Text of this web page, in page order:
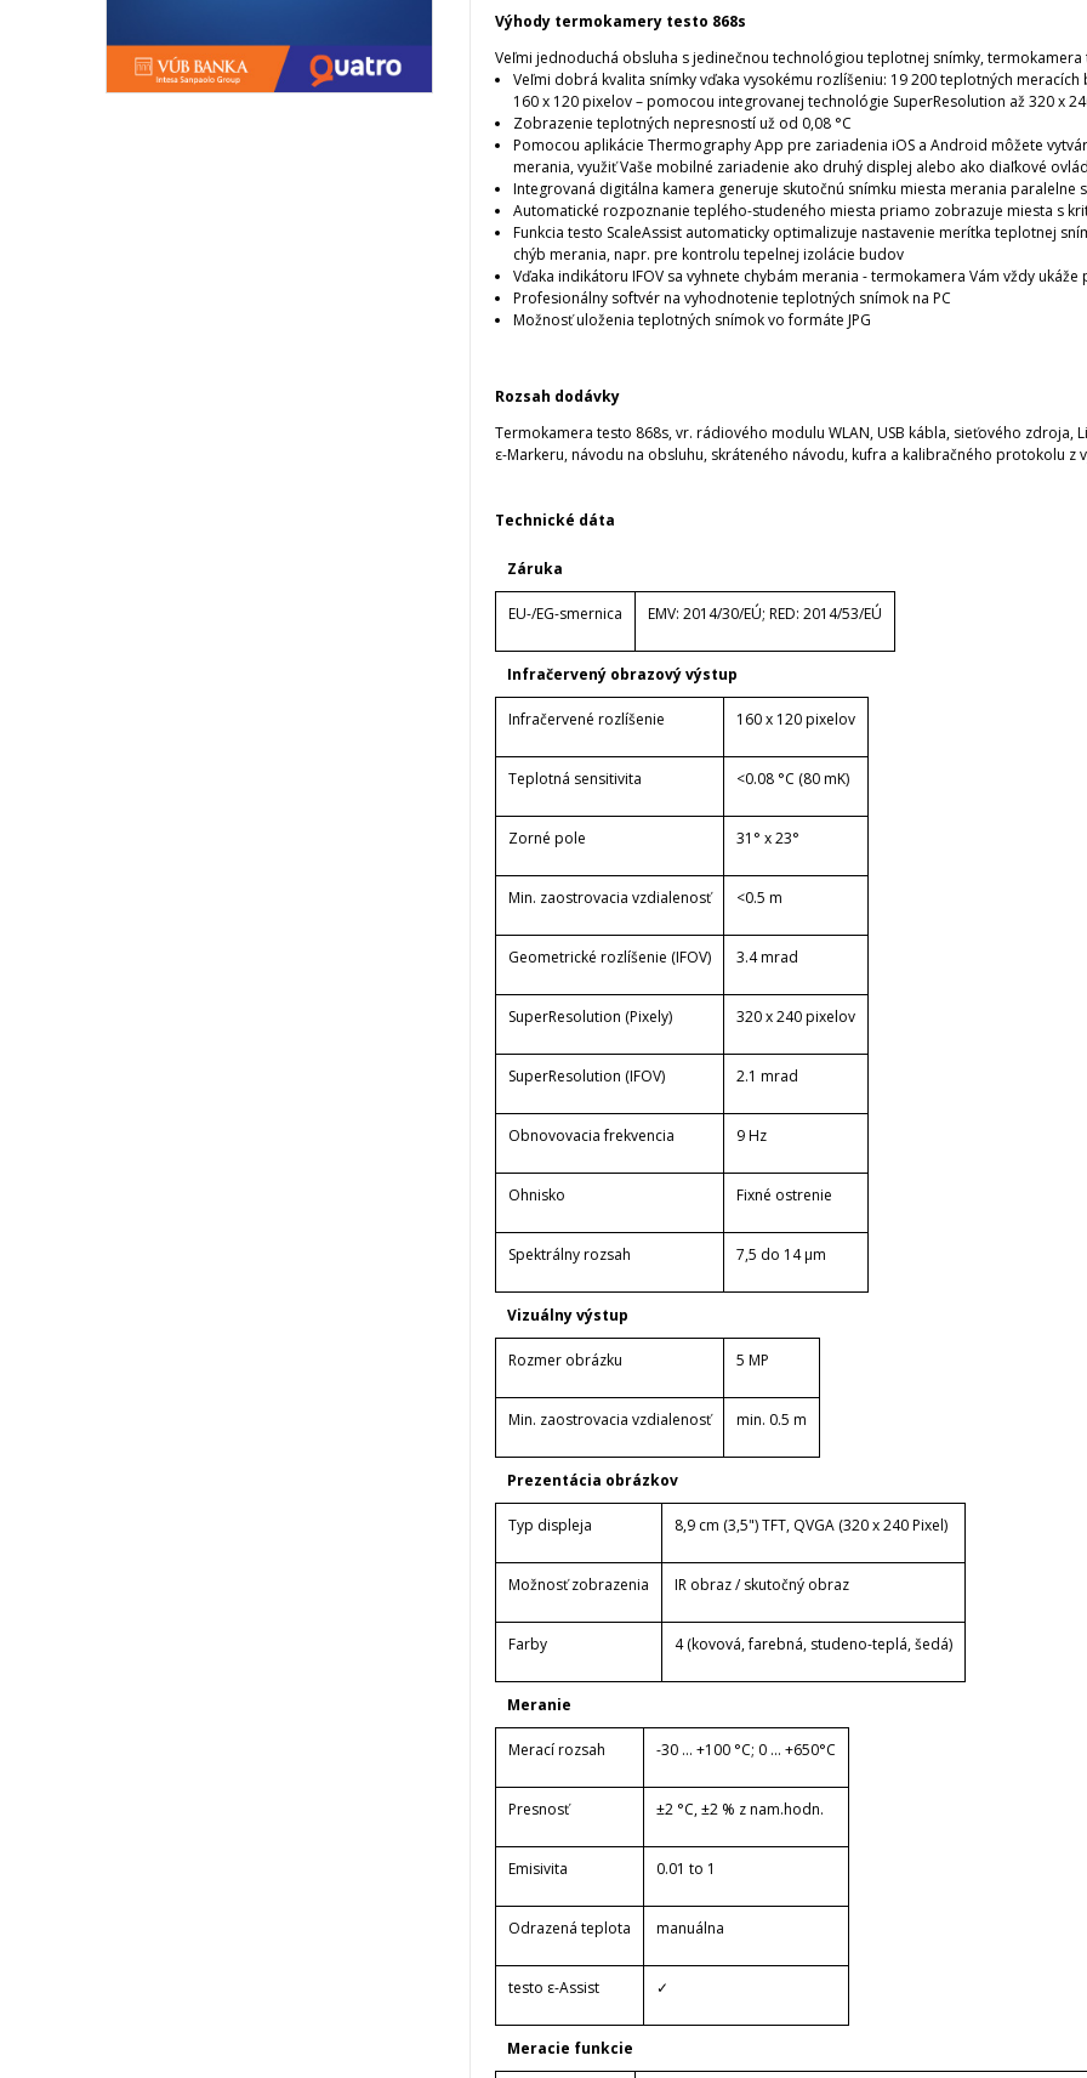
Výhody termokamery testo 868s
Veľmi jednoduchá obsluha s jedinečnou technológiou teplotnej snímky, termokamera
Veľmi dobrá kvalita snímky vďaka vysokému rozlíšeniu: 19 200 teplotných
160 x 120 pixelov – pomocou integrovanej technológie SuperResolution až 320 x
Zobrazenie teplotných nepresností už od 0,08 °C
Pomocou aplikácie Thermography App pre zariadenia iOS a Android môžete
merania, využiť Vaše mobilné zariadenie ako druhý displej alebo ako diaľkové
Integrovaná digitálna kamera generuje skutočnú snímku miesta merania paralelne
Automatické rozpoznanie teplého-studeného miesta priamo zobrazuje miesta s
Funkcia testo ScaleAssist automaticky optimalizuje nastavenie merítka teplotnej
chýb merania, napr. pre kontrolu tepelnej izolácie budov
Vďaka indikátoru IFOV sa vyhnete chybám merania - termokamera Vám vždy
Profesionálny softvér na vyhodnotenie teplotných snímok na PC
Možnosť uloženia teplotných snímok vo formáte JPG
Rozsah dodávky
Termokamera testo 868s, vr. rádiového modulu WLAN, USB kábla, sieťového
ε-Markeru, návodu na obsluhu, skráteného návodu, kufra a kalibračného protokolu z
Technické dáta
Záruka
EU-/EG-smernica EMV: 2014/30/EÚ; RED: 2014/53/EÚ
Infračervený obrazový výstup
Infračervené rozlíšenie 160 x 120 pixelov
Teplotná sensitivita <0.08 °C (80 mK)
Zorné pole 31° x 23°
Min. zaostrovacia vzdialenosť <0.5 m
Geometrické rozlíšenie (IFOV) 3.4 mrad
SuperResolution (Pixely) 320 x 240 pixelov
SuperResolution (IFOV) 2.1 mrad
Obnovovacia frekvencia 9 Hz
Ohnisko Fixné ostrenie
Spektrálny rozsah 7,5 do 14 µm
Vizuálny výstup
Rozmer obrázku 5 MP
Min. zaostrovacia vzdialenosť min. 0.5 m
Prezentácia obrázkov
Typ displeja 8,9 cm (3,5") TFT, QVGA (320 x 240 Pixel)
Možnosť zobrazenia IR obraz / skutočný obraz
Farby 4 (kovová, farebná, studeno-teplá, šedá)
Meranie
Merací rozsah -30 … +100 °C; 0 ... +650°C
Presnosť ±2 °C, ±2 % z nam.hodn.
Emisivita 0.01 to 1
Odrazená teplota manuálna
testo ε-Assist ✓
Meracie funkcie